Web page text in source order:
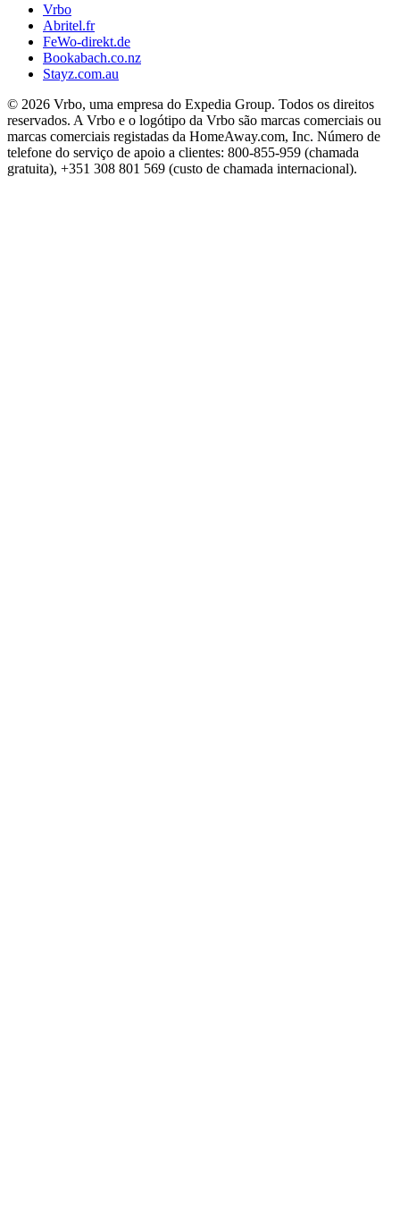
Vrbo
Abritel.fr
FeWo-direkt.de
Bookabach.co.nz
Stayz.com.au
© 2026 Vrbo, uma empresa do Expedia Group. Todos os direitos
reservados. A Vrbo e o logótipo da Vrbo são marcas comerciais ou
marcas comerciais registadas da HomeAway.com, Inc. Número de
telefone do serviço de apoio a clientes: 800-855-959 (chamada
gratuita), +351 308 801 569 (custo de chamada internacional).